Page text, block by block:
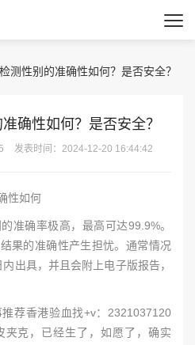
测性别的准确性如何？是否安全？
确性如何？是否安全？
发表时间：2024-12-20 16:44:42
性如何
确率极高，最高可达99.9%。
果的准确性产生担忧。通常情况
出具，并且会附上电子版报告，
香港验血找+v：2321037120
克，已经生了，如愿了，确实